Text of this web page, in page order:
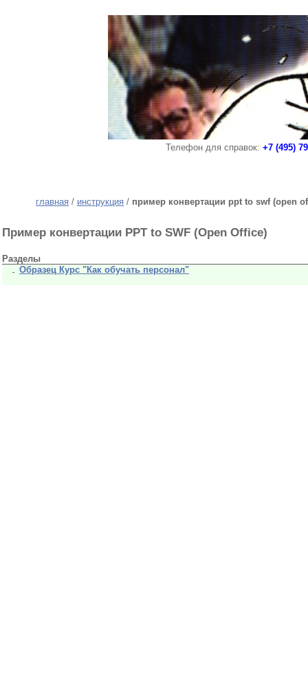
Телефон для справок: +7 (495)
главная / инструкция / пример конвертации ppt to swf (open
Пример конвертации PPT to SWF (Open Office)
Разделы
Образец Курс "Как обучать персонал"